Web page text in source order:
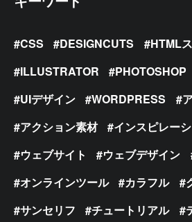
CSS DESIGNCUTS
HTML
ILLUSTRATOR
PHOTOSHOP
UIデザイン
WORDPRESS
アクション素材
インスピレー
ウェブサイト
ウェブデザイン
オンラインツール
カラフル
サンセリフ
チュートリアル